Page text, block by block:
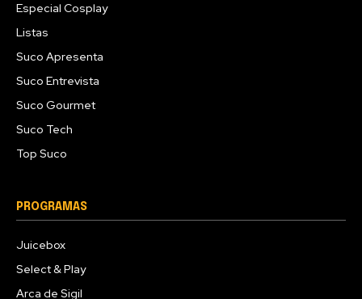
Especial Cosplay
Listas
Suco Apresenta
Suco Entrevista
Suco Gourmet
Suco Tech
Top Suco
PROGRAMAS
Juicebox
Select & Play
Arca de Sigil